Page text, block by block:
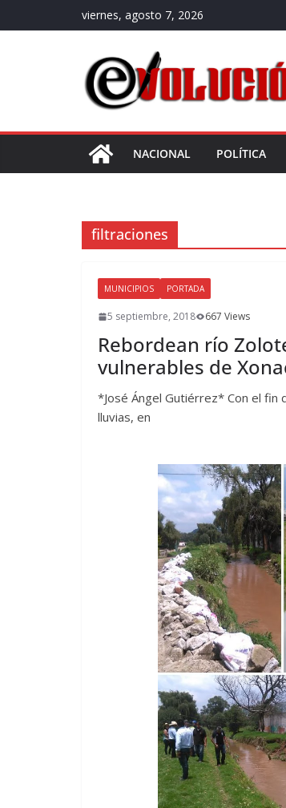
al
viernes, agosto 7, 2026
NACIONAL POLÍTICA
filtraciones
MUNICIPIOS PORTADA
5 septiembre, 2018 667 Views
Rebordean río
vulnerables de
*José Ángel Gutiérrez* Con el
lluvias, en